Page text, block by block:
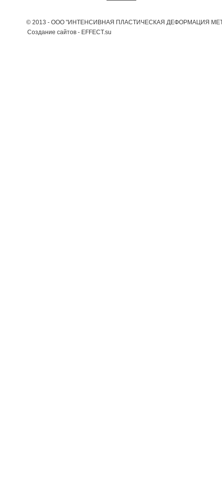
© 2013 - ООО "ИНТЕНСИВНАЯ ПЛАСТИЧЕСКАЯ ДЕФОРМАЦИЯ
Создание сайтов - EFFECT.su